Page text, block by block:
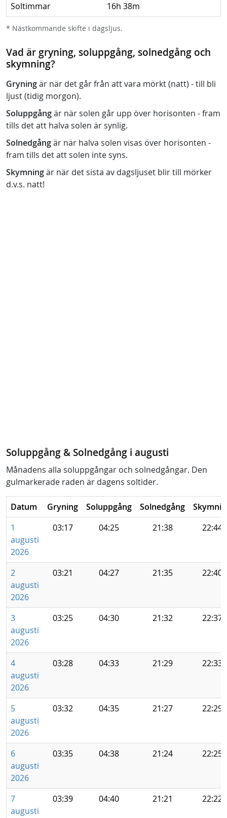
Soltimmar 16h 38m
* Nästkommande skifte i dagsljus.
Vad är gryning, soluppgång, solnedgång och
skymning?
Gryningär när det går från att vara mörkt (natt) - till bli
ljust (tidig morgon).
Soluppgångär när solen går upp över horisonten - fram
tills det att halva solen är synlig.
Solnedgångär när halva solen visas över horisonten -
fram tills det att solen inte syns.
Skymningär när det sista av dagsljuset blir till mörker
d.v.s. natt!
Soluppgång & Solnedgång i augusti
Månadens alla soluppgångar och solnedgångar. Den
gulmarkerade raden är dagens soltider.
Datum Gryning Soluppgång Solnedgång
1
augusti
2026
03:17 04:25 21:38 22:44
2
augusti
2026
03:21 04:27 21:35 22:40
3
augusti
2026
03:25 04:30 21:32 22:37
4
augusti
2026
03:28 04:33 21:29 22:33
5
augusti
2026
03:32 04:35 21:27 22:29
6
augusti
2026
03:35 04:38 21:24 22:25
7
augusti
03:39 04:40 21:21 22:22